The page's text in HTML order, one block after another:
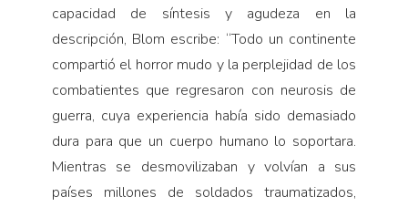
capacidad de síntesis y agudeza en la
descripción, Blom escribe: “Todo un continente
compartió el horror mudo y la perplejidad de los
combatientes que regresaron con neurosis de
guerra, cuya experiencia había sido demasiado
dura para que un cuerpo humano lo soportara.
Mientras se desmovilizaban y volvían a sus
países millones de soldados traumatizados,